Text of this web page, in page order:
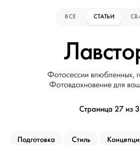
ВСЕ СТАТЬИ
Фотосессии влюбленных,
Фотовдохновение для
Страница 27 из
Подготовка Стиль